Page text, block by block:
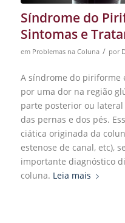
Síndrome do
Sintomas e
em Problemas na Coluna / por
A síndrome do piriforme
por uma dor na região
parte posterior ou
das pernas e dos pés.
ciática originada da
estenose de canal, etc),
importante diagnóstico
coluna. Leia mais